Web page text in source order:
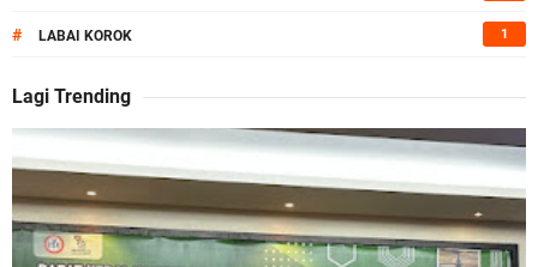
# LABAI KOROK 1
Lagi Trending